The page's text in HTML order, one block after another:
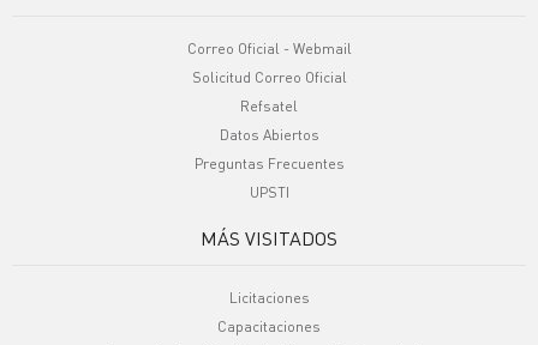
Correo Oficial - Webmail
Solicitud Correo Oficial
Refsatel
Datos Abiertos
Preguntas Frecuentes
UPSTI
MÁS VISITADOS
Licitaciones
Capacitaciones